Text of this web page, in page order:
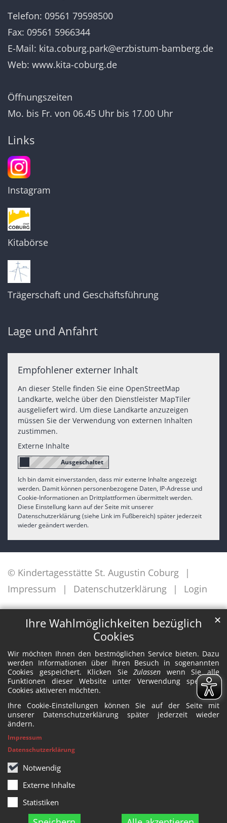
Ihre Wahlmöglichkeiten bezüglich
Cookies
Wir möchten Ihnen den bestmöglichen Service bieten. Dazu
werden Informationen über Ihren Besuch in sogenannten
Cookies gespeichert. Klicken SieZulassen wenn Sie alle
Funktionen dieser Website unter Verwendung spezieller
Cookies aktiveren möchten.
Ihre Cookie-Einstellungen können Sie auf der Seite mit
unserer Datenschutzerklärung später jederzeit wieder
ändern.
Notwendig
Externe Inhalte
Statistiken
✕
Impressum
Datenschutzerklärung
Telefon: 09561 79598500
Fax: 09561 5966344
E-Mail: kita.coburg.park@erzbistum-bamberg.de
Web: www.kita-coburg.de
Öffnungszeiten
Mo. bis Fr. von 06.45 Uhr bis 17.00 Uhr
Links
Instagram
Kitabörse
Trägerschaft und Geschäftsführung
Lage und Anfahrt
Empfohlener externer Inhalt
An dieser Stelle finden Sie eine OpenStreetMap
Landkarte, welche über den Dienstleister MapTiler
ausgeliefert wird. Um diese Landkarte anzuzeigen
müssen Sie der Verwendung von externen Inhalten
zustimmen.
Externe Inhalte
Ich bin damit einverstanden, dass mir externe Inhalte angezeigt
werden. Damit können personenbezogene Daten, IP-Adresse und
Cookie-Informationen an Drittplattformen übermittelt werden.
Diese Einstellung kann auf der Seite mit unserer
Datenschutzerklärung (siehe Link im Fußbereich) später jederzeit
wieder geändert werden.
© Kindertagesstätte St. Augustin Coburg
Impressum
Datenschutzerklärung Login